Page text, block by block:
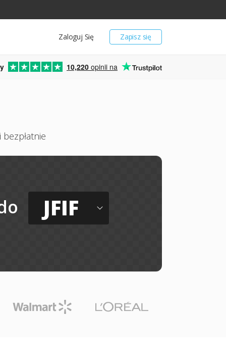
Zapisz się
Zaloguj Się
10,220 opinii na
JFIF